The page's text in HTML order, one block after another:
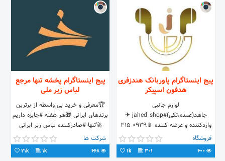
پیج اینستاگرام پاوربانک هندزفری
هدفون اسپیکر
لوازم جانبی
جاهد(عمده،تکی)#jahed_shop ✈
واردکننده و عرضه کننده 📱0939 315
91 87 🛵سفارش دایرکت،پیامک 🥇
متفاوت فکر کن 🌐قیمت در سایت 👇🛍
خرید آنلاین در سایت👇
فروشگاه
301
1k
پیج اینستاگرام پخشه تنها مرجع
لباس زیر ملی
🏆معرفی و خرید بی واسطه از برترین
برندهای ایرانی 🎁هر هفته #جایزه داریم
🚀تنها #صادرکننده لباس زیر ایرانی
🔴عمده و تک ☎دفتر: 02140553272
- 09398946506
شرکت ها
1k
21k